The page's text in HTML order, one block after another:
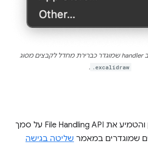
.excalidraw
.
צוות Chrome תכנן והטמיע את File Handling API על סמך
שמוגדרים במאמר שליטה בגישה